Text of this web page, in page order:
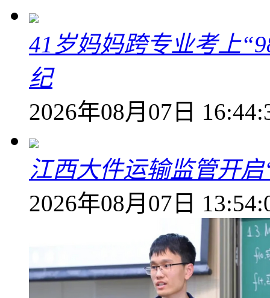
41岁妈妈跨专业考上
纪
2026年08月07日
江西大件运输监管开
2026年08月07日